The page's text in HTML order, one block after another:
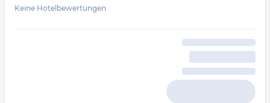
Keine Hotelbewertungen